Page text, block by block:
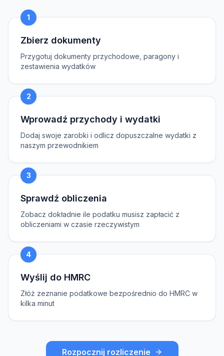
1
Zbierz dokumenty
Przygotuj dokumenty przychodowe, paragony i
zestawienia wydatków
2
Wprowadź przychody i wydatki
Dodaj swoje zarobki i odlicz dopuszczalne wydatki z
naszym przewodnikiem
3
Sprawdź obliczenia
Zobacz dokładnie ile podatku musisz zapłacić z
obliczeniami w czasie rzeczywistym
4
Wyślij do HMRC
Złóż zeznanie podatkowe bezpośrednio do HMRC w
kilka minut
Rozpocznij rozliczenie